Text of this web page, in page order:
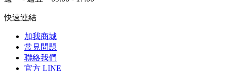
快速連結
加我商城
常見問題
聯絡我們
官方 LINE